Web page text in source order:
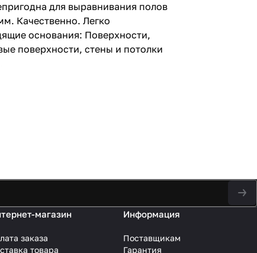
для выравнивания полов
Качественно. Легко
основания: Поверхности,
поверхности, стены и потолки
магазин
заказа
товара
Информация
Поставщикам
Гарантия